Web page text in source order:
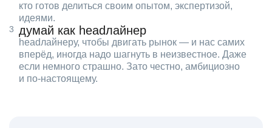
кто готов делиться своим опытом, экспертизой,
идеями.
думай как headлайнер
headлайнеру, чтобы двигать рынок — и нас самих
вперёд, иногда надо шагнуть в неизвестное. Даже
если немного страшно. Зато честно, амбициозно
и по‑настоящему.